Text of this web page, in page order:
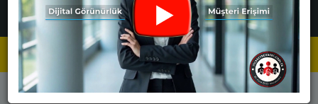
Toggle
Anasayfa Firmalar